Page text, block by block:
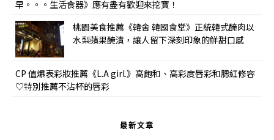
早。。。生活食器》應有盡有歡迎來挖寶！
桃園美食推薦《韓舍 韓國食堂》正統韓式醃肉以
水梨蘋果醃漬，讓人留下深刻印象的鮮甜口感
CP 值爆表彩妝推薦《L.A girl.》高飽和、高彩度唇彩和腮紅修容
♡特別推薦不沾杯的唇彩
最新文章